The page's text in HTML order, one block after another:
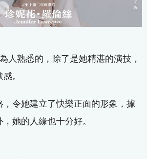
為人熟悉的，除了是她精湛的演技，
。
令她建立了快樂正面的形象，據
她的人緣也十分好。